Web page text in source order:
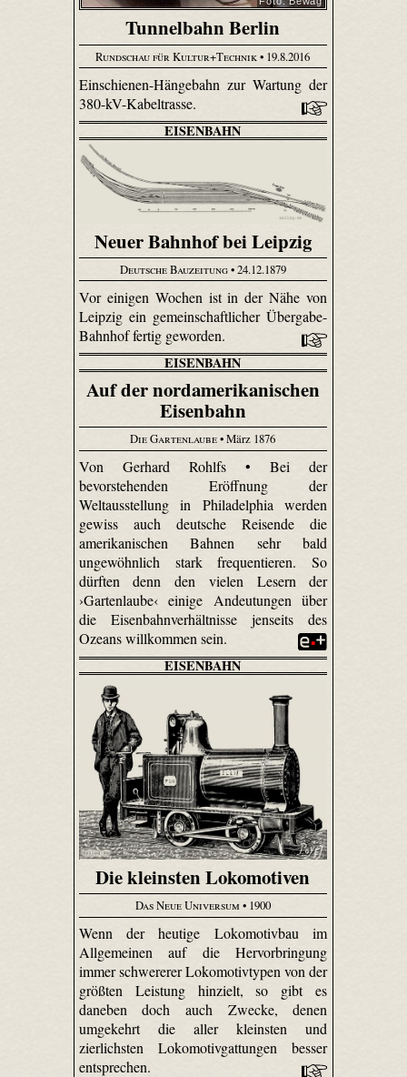
Tunnelbahn Berlin
Rundschau für Kultur+Technik• 19.8.2016
Einschienen-Hängebahn zur Wartung der
380-kV-Kabeltrasse.
EISENBAHN
Neuer Bahnhof bei Leipzig
Deutsche Bauzeitung• 24.12.1879
Vor einigen Wochen ist in der Nähe von
Leipzig ein gemeinschaftlicher Übergabe-
Bahnhof fertig geworden.
EISENBAHN
Auf der nordamerikanischen
Eisenbahn
Die Gartenlaube• März 1876
Von Gerhard Rohlfs • Bei der
bevorstehenden Eröffnung der
Weltausstellung in Philadelphia werden
gewiss auch deutsche Reisende die
amerikanischen Bahnen sehr bald
ungewöhnlich stark frequentieren. So
dürften denn den vielen Lesern der
›Gartenlaube‹ einige Andeutungen über
die Eisenbahnverhältnisse jenseits des
Ozeans willkommen sein.
EISENBAHN
Die kleinsten Lokomotiven
Das Neue Universum• 1900
Wenn der heutige Lokomotivbau im
Allgemeinen auf die Hervorbringung
immer schwererer Lokomotivtypen von der
größten Leistung hinzielt, so gibt es
daneben doch auch Zwecke, denen
umgekehrt die aller kleinsten und
zierlichsten Lokomotivgattungen besser
entsprechen.